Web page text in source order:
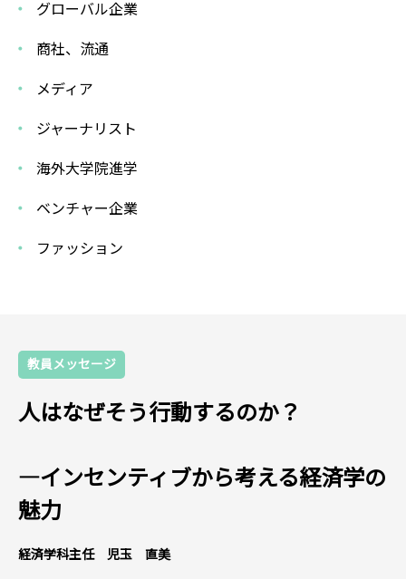
グローバル企業
商社、流通
メディア
ジャーナリスト
海外大学院進学
ベンチャー企業
ファッション
教員メッセージ
人はなぜそう行動するのか？
―インセンティブから考える経済学の
魅力
経済学科主任 児玉 直美